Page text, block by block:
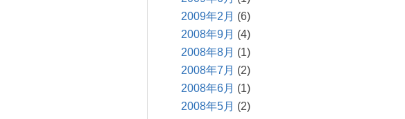
2009年2月 (6)
2008年9月 (4)
2008年8月 (1)
2008年7月 (2)
2008年6月 (1)
2008年5月 (2)